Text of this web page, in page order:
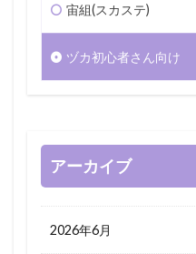
宙組(スカステ)
ヅカ初心者さん向け
アーカイブ
2026年6月